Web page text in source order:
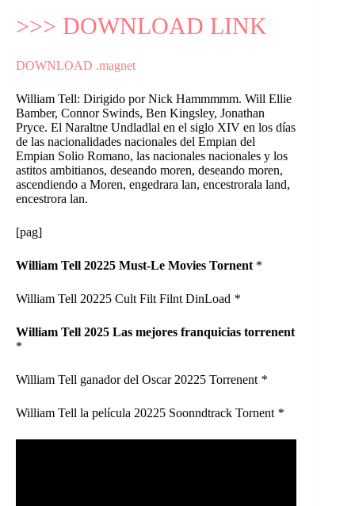
>>> DOWNLOAD LINK
DOWNLOAD .magnet
William Tell: Dirigido por Nick Hammmmm. Will Ellie
Bamber, Connor Swinds, Ben Kingsley, Jonathan
Pryce. El Naraltne Undladlal en el siglo XIV en los días
de las nacionalidades nacionales del Empian del
Empian Solio Romano, las nacionales nacionales y los
astitos ambitianos, deseando moren, deseando moren,
ascendiendo a Moren, engedrara lan, encestrorala land,
encestrora lan.
[pag]
William Tell 20225 Must-Le Movies Tornent *
William Tell 20225 Cult Filt Filnt DinLoad *
William Tell 2025 Las mejores franquicias torrenent
*
William Tell ganador del Oscar 20225 Torrenent *
William Tell la película 20225 Soonndtrack Tornent *